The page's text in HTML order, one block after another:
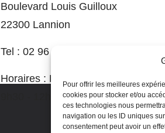
Pour offrir les meilleures
cookies pour stocker et/ou
ces technologies nous
navigation ou les ID uniques
consentement peut avoir un
Boulevard Louis Guilloux
22300 Lannion
Tel : 02 96 37 74 06
Horaires : Du mardi au samedi
9h30 - 12h / 14h - 18h30